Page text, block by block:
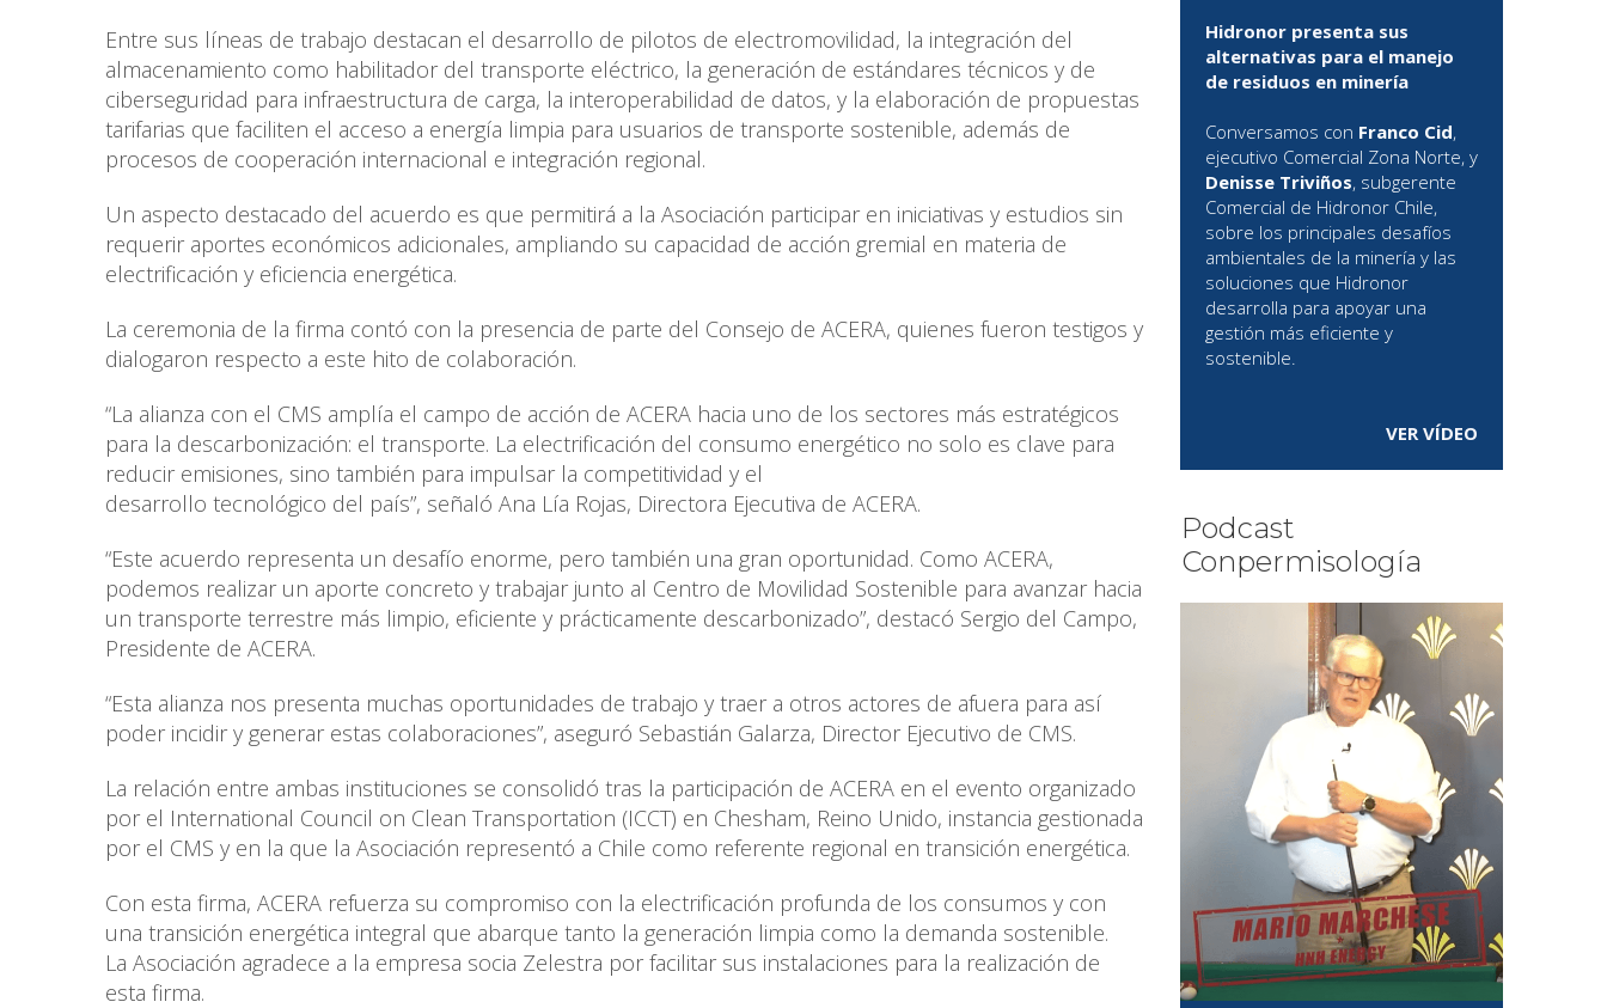
Entre sus líneas de trabajo destacan el desarrollo de pilotos de electromovilidad, la integración del
almacenamiento como habilitador del transporte eléctrico, la generación de estándares técnicos y de
ciberseguridad para infraestructura de carga, la interoperabilidad de datos, y la elaboración de propuestas
tarifarias que faciliten el acceso a energía limpia para usuarios de transporte sostenible, además de
procesos de cooperación internacional e integración regional.
Un aspecto destacado del acuerdo es que permitirá a la Asociación participar en iniciativas y estudios sin
requerir aportes económicos adicionales, ampliando su capacidad de acción gremial en materia de
electrificación y eficiencia energética.
La ceremonia de la firma contó con la presencia de parte del Consejo de ACERA, quienes fueron testigos y
dialogaron respecto a este hito de colaboración.
“La alianza con el CMS amplía el campo de acción de ACERA hacia uno de los sectores más estratégicos
para la descarbonización: el transporte. La electrificación del consumo energético no solo es clave para
reducir emisiones, sino también para impulsar la competitividad y el
desarrollo tecnológico del país”, señaló Ana Lía Rojas, Directora Ejecutiva de ACERA.
“Este acuerdo representa un desafío enorme, pero también una gran oportunidad. Como ACERA,
podemos realizar un aporte concreto y trabajar junto al Centro de Movilidad Sostenible para avanzar hacia
un transporte terrestre más limpio, eficiente y prácticamente descarbonizado”, destacó Sergio del Campo,
Presidente de ACERA.
“Esta alianza nos presenta muchas oportunidades de trabajo y traer a otros actores de afuera para así
poder incidir y generar estas colaboraciones”, aseguró Sebastián Galarza, Director Ejecutivo de CMS.
La relación entre ambas instituciones se consolidó tras la participación de ACERA en el evento organizado
por el International Council on Clean Transportation (ICCT) en Chesham, Reino Unido, instancia gestionada
por el CMS y en la que la Asociación representó a Chile como referente regional en transición energética.
Con esta firma, ACERA refuerza su compromiso con la electrificación profunda de los consumos y con
una transición energética integral que abarque tanto la generación limpia como la demanda sostenible.
La Asociación agradece a la empresa socia Zelestra por facilitar sus instalaciones para la realización de
esta firma.
Hidronor presenta sus
alternativas para el manejo
de residuos en minería
Conversamos con Franco Cid,
ejecutivo Comercial Zona Norte, y
Denisse Triviños, subgerente
Comercial de Hidronor Chile,
sobre los principales desafíos
ambientales de la minería y las
soluciones que Hidronor
desarrolla para apoyar una
gestión más eficiente y
sostenible.
VER VÍDEO
Podcast
Conpermisología